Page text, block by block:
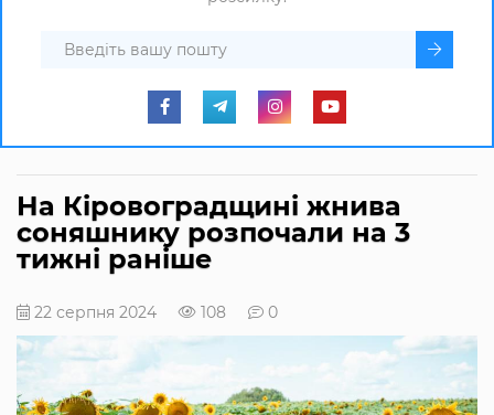
На Кіровоградщині жнива
соняшнику розпочали на 3
тижні раніше
22 серпня 2024 108 0